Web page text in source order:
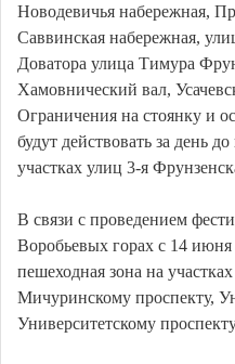
Новодевичья набережная,
Саввинская набережная,
Доватора улица Тимура
Хамовнический вал,
Ограничения на стоянку и
будут действовать за день
участках улиц 3-я
В связи с проведением
Воробьевых горах с 14 июня
пешеходная зона на
Мичуринскому проспекту,
Университетскому